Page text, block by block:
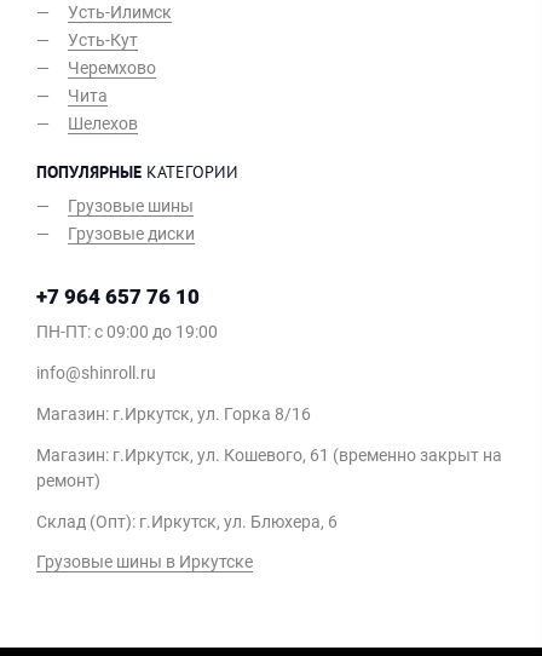
Усть-Илимск
Усть-Кут
Черемхово
Чита
Шелехов
ПОПУЛЯРНЫЕ КАТЕГОРИИ
Грузовые шины
Грузовые диски
+7 964 657 76 10
ПН-ПТ: c 09:00 до 19:00
info@shinroll.ru
Магазин: г.Иркутск, ул. Горка 8/16
Магазин: г.Иркутск, ул. Кошевого, 61 (временно закрыт на
ремонт)
Склад (Опт): г.Иркутск, ул. Блюхера, 6
Грузовые шины в Иркутске